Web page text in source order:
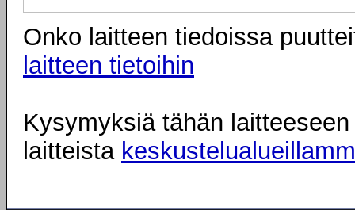
Onko laitteen tiedoissa
laitteen tietoihin
Kysymyksiä tähän
laitteista